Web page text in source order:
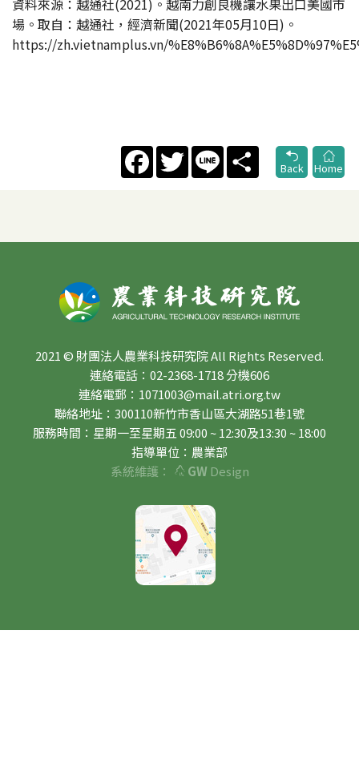
場。取自：越通社，經濟新聞(2021年05月10日)。
https://zh.vietnamplus.vn/
FacebookTwitter Line
Share
Back
Home
2021 © 財團法人農業科技研究院 All Rights Reserved.
連絡電話：02-2368-1718 分機606
連絡電郵：1071003@mail.atri.org.tw
聯絡地址：300110新竹市香山區大湖路51巷1號
服務時間：星期一至星期五 09:00 ~ 12:30及13:30 ~ 18:00
指導單位：農業部
系統維護：
GWDesign